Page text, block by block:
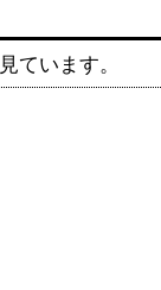
ています。